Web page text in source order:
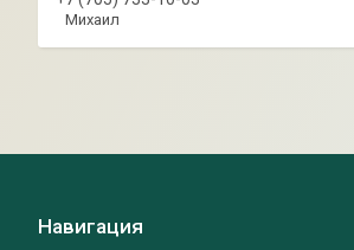
Михаил
Навигация